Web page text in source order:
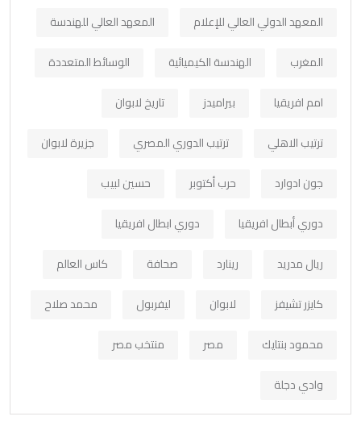
المعهد الدولي العالي للإعلام
المعهد العالي للهندسة
المغرب
الهندسة الكيميائية
الوسائط المتعددة
امم افريقيا
بيراميدز
تاريخ لابوان
ترتيب الاهلي
ترتيب الدوري المصري
جزيرة لابوان
جون ادوارد
حرب أكتوبر
حسين لبيب
دوري أبطال افريقيا
دوري ابطال افريقيا
ريال مدريد
رينارد صحافة
كاس العالم
كايزر تشيفز
لابوان ليفربول
محمد صلاح
محمود بنتايك
مصر
منتخب مصر
وادي دجلة